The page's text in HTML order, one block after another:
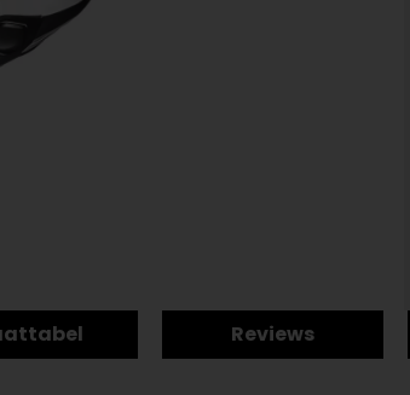
Reviews